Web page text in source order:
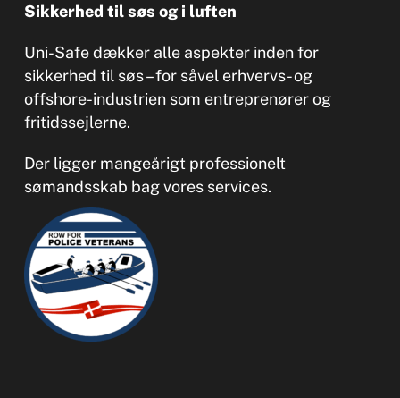
Sikkerhed til søs og i luften
Uni-Safe dækker alle aspekter inden for
sikkerhed til søs – for såvel erhvervs- og
offshore-industrien som entreprenører og
fritidssejlerne.
Der ligger mangeårigt professionelt
sømandsskab bag vores services.